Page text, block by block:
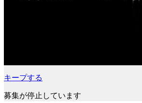
キープする
募集が停止しています